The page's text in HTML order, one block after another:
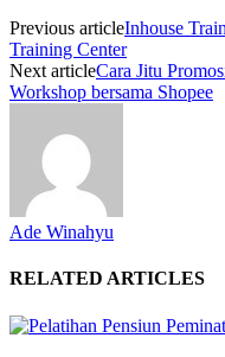
Previous articleInhouse
Training Center
Next articleCara Jitu
Workshop bersama Shopee
Ade Winahyu
RELATED ARTICLES